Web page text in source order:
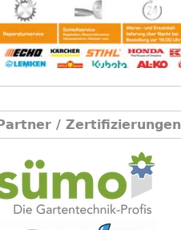
/ Zertifizierungen